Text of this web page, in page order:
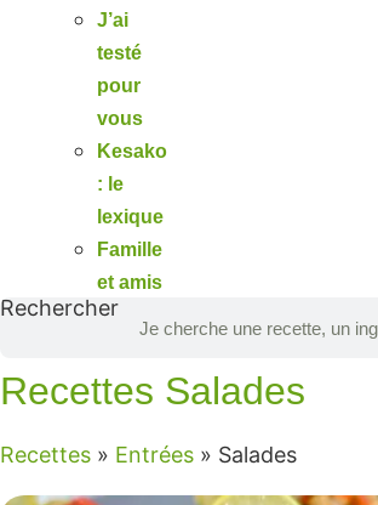
J’ai
testé
pour
vous
Kesako
: le
lexique
Famille
et amis
Rechercher
Recettes Salades
Recettes » Entrées » Salades